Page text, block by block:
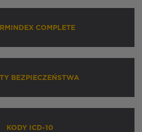
COMPLETE
BEZPIECZEŃSTWA
KODY ICD-10